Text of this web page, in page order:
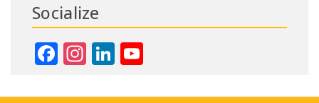
Socialize
Facebook
Instagram
LinkedIn